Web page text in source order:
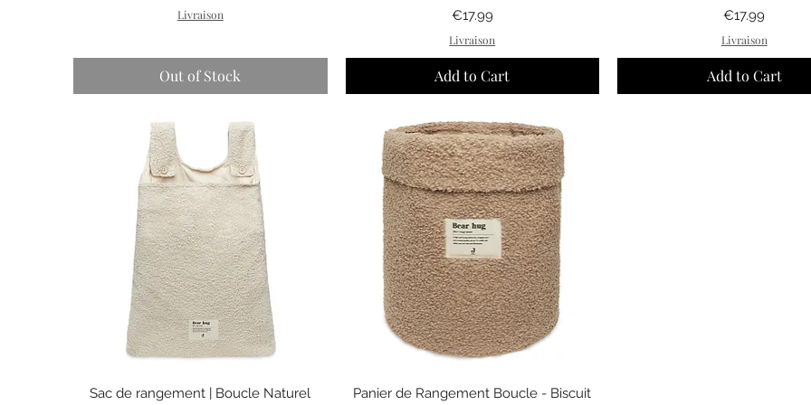
Livraison
Out of Stock
Price
€17.99
Livraison
Add to Cart
Price
€17.99
Livraison
Add to Cart
Quick View
Sac de rangement | Boucle Naturel Quick View
Panier de Rangement Boucle - Biscuit